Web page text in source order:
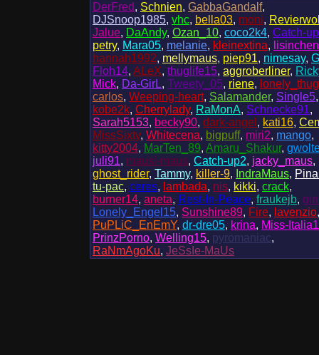
DerFred, Schnien, GabbaGandalf,
DJSnoop1985, vhc, bella03, moni,
Jalue, DaAndy, Ozan_10, coco2k4, Catch-up
petry, Mara05, melanie, kleinextina, lisinchen
hannah1992, mellymaus, piep91, nimesay,
Floh14, ALeX, thuglife15, aggroberliner,
Mick, Da-GirL, Tweety_05, riene, lonely_thug
carlos, Weeping-heart, Salamander, Single5,
kobe2k, Cherrylady, RaMonA, Schnecke91,
Sarah5153, becky90, dark-angel , kati16,
MissSixty, Whitecena, bigpuff, miri2, mango,
kitty2004, MarTen_89, Amaru_Shakur,
juli91, mausi-maus, Catch-up2, jacky_maus,
ghost_rider, Tammy, killer-9, IndraMaus,
tu-pac, ceres, lambada, nis, kikki, crack,
burner14, aneta, Rest-In-Peace, fraukejb,
Lonely_Engel15, Sunshine89, Fire, lavenzio,
PuPLiC_EnEmY, dr-dre05, krina, Miss-Italia1
PrinzPorno, Welling15, pyromaniac,
RaNmAgoKu, JeSsIe-MaUs